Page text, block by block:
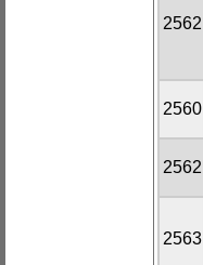
2562
2560
2562
2563